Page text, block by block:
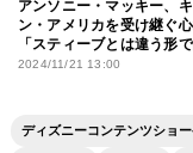
アンソニー・マッキー、
ン・アメリカを受け継ぐ
「スティーブとは違う形
負かさないといけない」
2024/11/21 13:00
ディズニーコンテンツショ